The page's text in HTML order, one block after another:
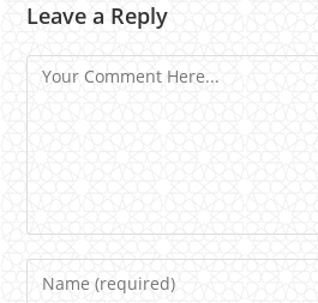
Leave a Reply
Comment
Name